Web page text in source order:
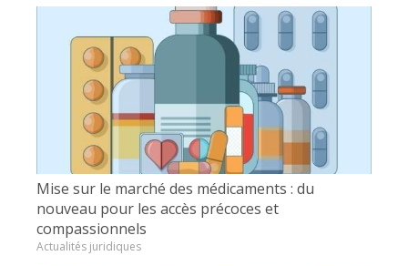
Mise sur le marché des médicaments : du
nouveau pour les accès précoces et
compassionnels
Actualités juridiques